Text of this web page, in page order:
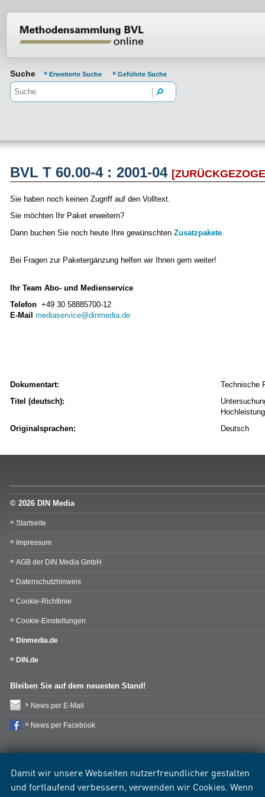
Damit wir unsere Webseiten nutzerfreundlicher gestalten
und fortlaufend verbessern, verwenden wir Cookies. Wenn
Suche Erweiterte Suche Geführte Suche
BVL T 60.00-4 : 2001-04
Sie haben noch keinen Zugriff auf den Volltext.
Sie möchten Ihr Paket erweitern?
Dann buchen Sie noch heute Ihre gewünschten Zusatzpakete
Bei Fragen zur Paketergänzung helfen wir Ihnen gern weiter!
Ihr Team Abo- und Medienservice
Telefon +49 30 58885700-12
E-Mail mediaservice@dinmedia.de
Dokumentart:
Technische
Titel (deutsch):
Originalsprachen:
Deutsch
© 2026 DIN Media
Startseite
Impressum
AGB der DIN Media GmbH
Datenschutzhinweis
Cookie-Richtlinie
Cookie-Einstellungen
Dinmedia.de
DIN.de
Bleiben Sie auf dem neuesten Stand!
News per E-Mail
News per Facebook